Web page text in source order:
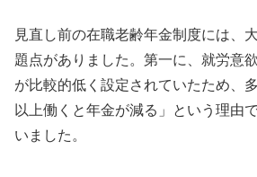
見直し前の在職老齢年金制度には、
題点がありました。第一に、就労意
が比較的低く設定されていたため、
以上働くと年金が減る」という理由
いました。